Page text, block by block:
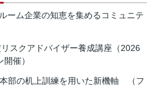
ーム企業の知恵を集めるコミュニテ
スクアドバイザー養成講座（2026
催）
本部の机上訓練を用いた新機軸 （フ